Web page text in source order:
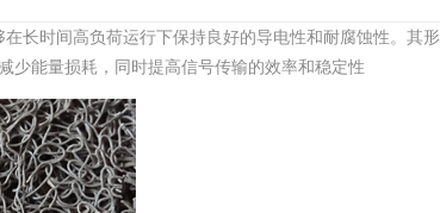
长时间高负荷运行下保持良好的导电性和耐腐蚀性。其形
少能量损耗，同时提高信号传输的效率和稳定性‌